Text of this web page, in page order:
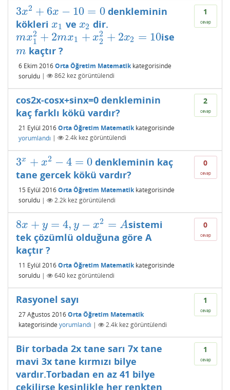
1
cevap
3x2 + 6x − 10 = 0
3x2+ 6x −10 =0
denkleminin
kökleri x1
x1 ve x2
x2 dir.
mx2
1 + 2mx1 + x2
2 + 2x2 = 10
mx12 +2 mx1+x 22+2x 2=10 ise
m
m kaçtır ?
6 Ekim 2016Orta Öğretim Matematikkategorisinde
soruldu | 862 kez görüntülendi
2
cevap
cos2x-cosx+sinx=0 denkleminin
kaç farklı kökü vardır?
21 Eylül 2016Orta Öğretim Matematikkategorisinde
yorumlandı | 2.4k kez görüntülendi
0
cevap
3x + x2 − 4 = 0
3x +x2 −4= 0
denkleminin kaç
tane gercek kökü vardır?
15 Eylül 2016Orta Öğretim Matematikkategorisinde
soruldu | 2.2k kez görüntülendi
0
cevap
8x + y = 4, y − x2 = A
8x+ y= 4, y−x 2= A
sistemi
tek çözümlü olduğuna göre A
kaçtır ?
11 Eylül 2016Orta Öğretim Matematikkategorisinde
soruldu | 640 kez görüntülendi
1
cevap
Rasyonel sayı
27 Ağustos 2016Orta Öğretim Matematik
kategorisinde yorumlandı | 2.4k kez görüntülendi
1
cevap
Bir torbada 2x tane sarı 7x tane
mavi 3x tane kırmızı bilye
vardır.Torbadan en az 41 bilye
çekilirse kesinlikle her renkten